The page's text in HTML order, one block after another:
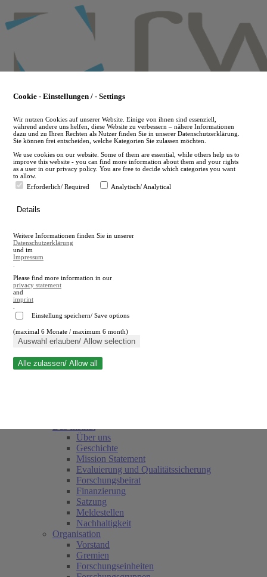
to
main
en
A
A
Suche schließen
Über uns
Geschichte
Mission Statement
Evaluierung und Qualitätssicherung
Forschungsbeirat
Finanzierung
Satzung
Meldestellen
Nachhaltigkeit
Organisation
Vorstand
Gremien
Forschungseinheiten
Cookie - Einstellungen / - Settings
Wir nutzen Cookies auf unserer Website. Einige von ihnen sind essenziell,
während andere uns helfen, diese Website zu verbessern – nähere Informationen
dazu und zu Ihren Rechten als Nutzer finden Sie in unserer Datenschutzerklärung.
Sie können frei entscheiden, welche Kategorien Sie zulassen möchten.
We use cookies on our website. Some of them are essential, while others help us to
improve this website - you can find more information about them and your rights
as a user in our privacy policy. You are free to decide which categories you want
to allow.
Erforderlich/ Required
Analytisch/ Analytical
Details
Weitere Informationen finden Sie in unserer
Datenschutzerklärung
und im
Impressum
Please find more information in our
privacy statement
and
imprint
Einstellung speichern/ Save options
(maximal 6 Monate / maximum 6 month)
Auswahl erlauben/ Allow selection
Alle zulassen/ Allow all